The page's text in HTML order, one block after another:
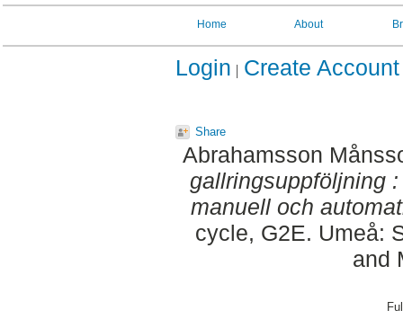
Home About
Login Create Account
Share
Abrahamsson
gallringsuppföljning
manuell och
cycle, G2E. Umeå:
and